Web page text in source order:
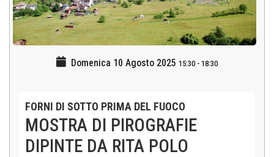
Domenica 10 Agosto 2025 15:30- 18:30
FORNI DI SOTTO PRIMA DEL FUOCO
MOSTRA DI PIROGRAFIE
DIPINTE DA RITA POLO